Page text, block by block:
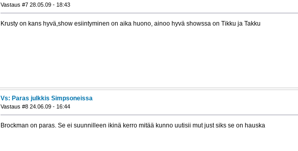
Vastaus #7 28.05.09 - 18:43
Krusty on kans hyvä,show esiintyminen on aika huono, ainoo hyvä showssa on Tikku ja Takku
Vs: Paras julkkis Simpsoneissa
Vastaus #8 24.06.09 - 16:44
Brockman on paras. Se ei suunnilleen ikinä kerro mitää kunno uutisii mut just siks se on hauska